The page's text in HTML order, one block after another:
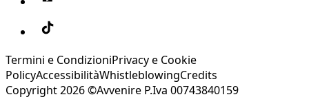
Termini e CondizioniPrivacy e Cookie
PolicyAccessibilitàWhistleblowingCredits
Copyright 2026 ©Avvenire P.Iva 00743840159